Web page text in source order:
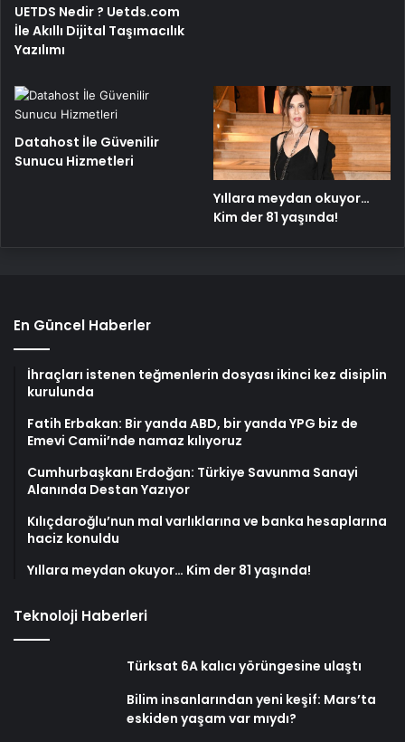
UETDS Nedir ? Uetds.com
İle Akıllı Dijital Taşımacılık
Yazılımı
Datahost İle Güvenilir
Sunucu Hizmetleri
Yıllara meydan okuyor…
Kim der 81 yaşında!
En Güncel Haberler
İhraçları istenen teğmenlerin dosyası ikinci kez disiplin
kurulunda
Fatih Erbakan: Bir yanda ABD, bir yanda YPG biz de
Emevi Camii’nde namaz kılıyoruz
Cumhurbaşkanı Erdoğan: Türkiye Savunma Sanayi
Alanında Destan Yazıyor
Kılıçdaroğlu’nun mal varlıklarına ve banka hesaplarına
haciz konuldu
Yıllara meydan okuyor… Kim der 81 yaşında!
Teknoloji Haberleri
Türksat 6A kalıcı yörüngesine ulaştı
Bilim insanlarından yeni keşif: Mars’ta
eskiden yaşam var mıydı?